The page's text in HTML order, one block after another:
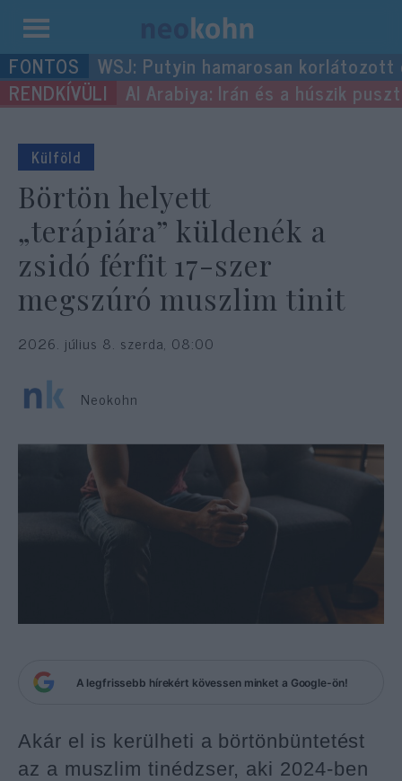
Kilépés
a
tartalomba
WSJ: Putyin hamarosan
Al Arabiya: Irán és a húszik
Külföld
Börtön helyett
„terápiára” küldenék a
zsidó férfit 17-szer
megszúró muszlim tinit
2026. július 8. szerda, 08:00
Neokohn
A legfrissebb hírekért kövessen minket a Google-ön!
Akár el is kerülheti a börtönbüntetést
az a muszlim tinédzser, aki 2024-ben